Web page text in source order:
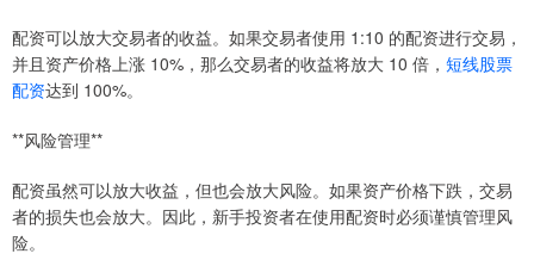
配资可以放大交易者的收益。如果交易者使用 1:10 的配资进行交易，
并且资产价格上涨 10%，那么交易者的收益将放大 10 倍， 短线股票
配资达到 100%。
**风险管理**
配资虽然可以放大收益，但也会放大风险。如果资产价格下跌，交易
者的损失也会放大。因此，新手投资者在使用配资时必须谨慎管理风
险。